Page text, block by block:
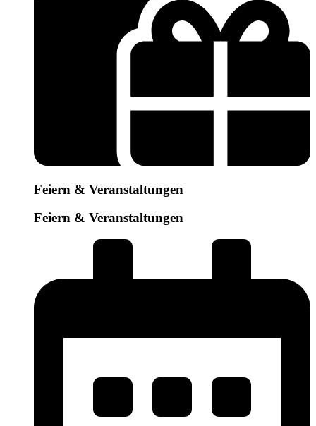
Feiern & Veranstaltungen
Feiern & Veranstaltungen